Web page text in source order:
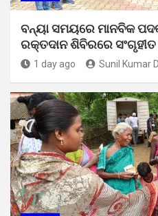
ବନ୍ୟା ସମୟରେ ମାନବିକ
ରକ୍ତଦାନ ଶିବିରରେ
1 day ago Sunil Kumar